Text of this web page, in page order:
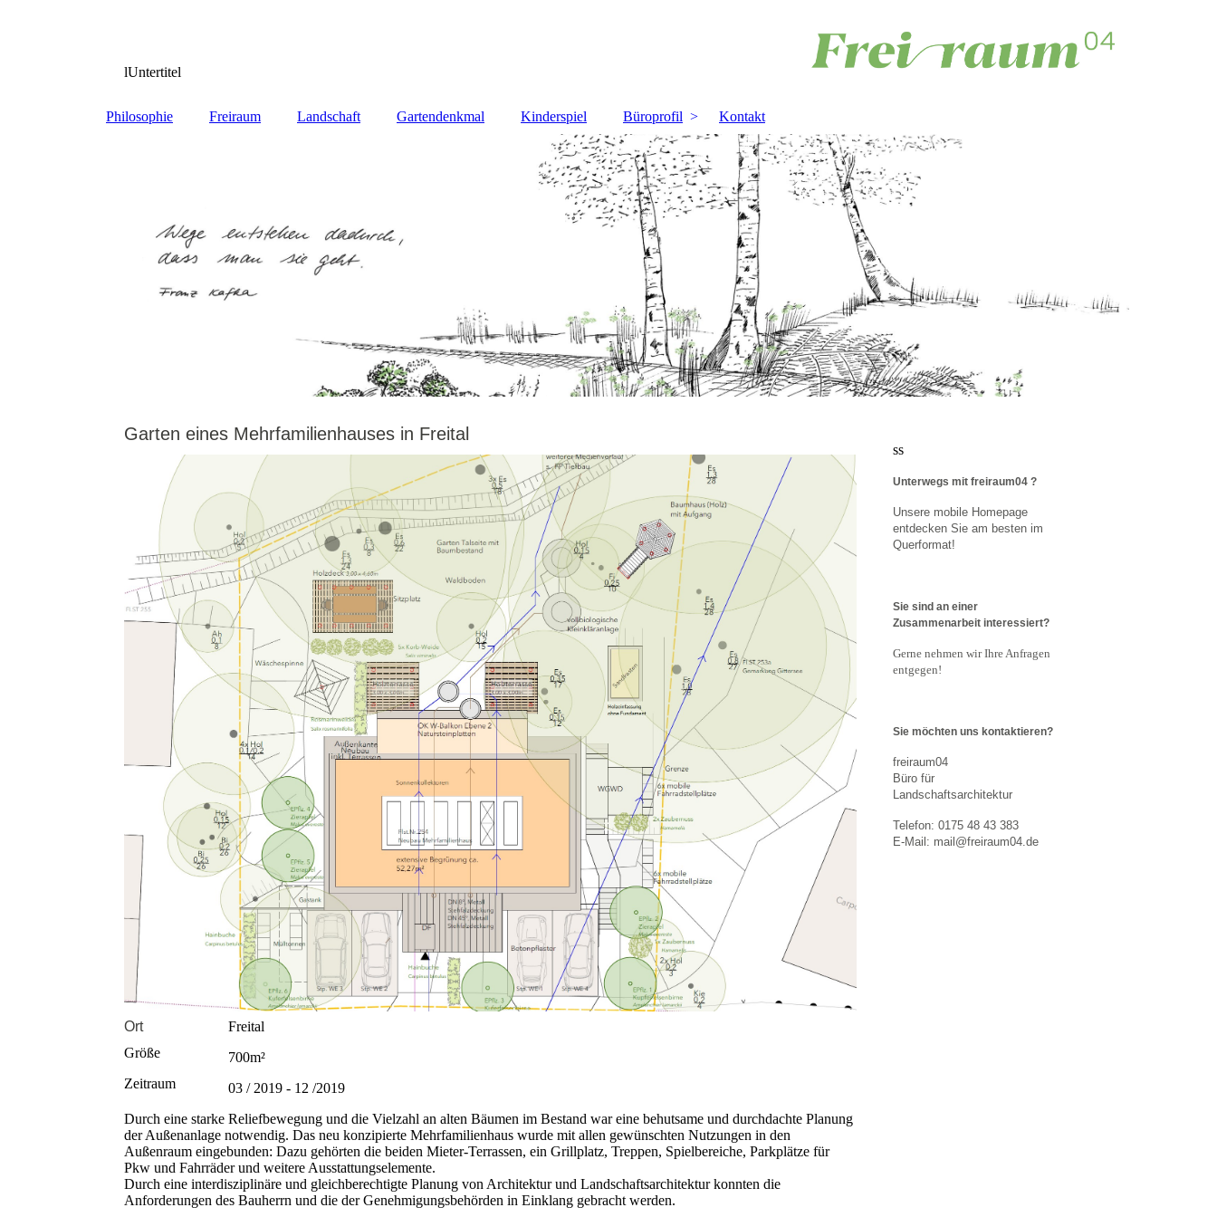
lUntertitel
Philosophie Freiraum Landschaft Gartendenkmal Kinderspiel Büroprofil Kontakt
Garten eines Mehrfamilienhauses in Freital
Ort
Größe
Zeitraum
Freital
700m²
03 / 2019 - 12 /2019
Durch eine starke Reliefbewegung und die Vielzahl an alten Bäumen im Bestand war eine behutsame und durchdachte Planung
der Außenanlage notwendig. Das neu konzipierte Mehrfamilienhaus wurde mit allen gewünschten Nutzungen in den
Außenraum eingebunden: Dazu gehörten die beiden Mieter-Terrassen, ein Grillplatz, Treppen, Spielbereiche, Parkplätze für
Pkw und Fahrräder und weitere Ausstattungselemente.
Durch eine interdisziplinäre und gleichberechtigte Planung von Architektur und Landschaftsarchitektur konnten die
Anforderungen des Bauherrn und die der Genehmigungsbehörden in Einklang gebracht werden.
ss
Unterwegs mit freiraum04 ?
Unsere mobile Homepage
entdecken Sie am besten im
Querformat!
Sie sind an einer
Zusammenarbeit interessiert?
Gerne nehmen wir Ihre Anfragen
entgegen!
Sie möchten uns kontaktieren?
freiraum04
Büro für
Landschaftsarchitektur
Telefon: 0175 48 43 383
E-Mail: mail@freiraum04.de